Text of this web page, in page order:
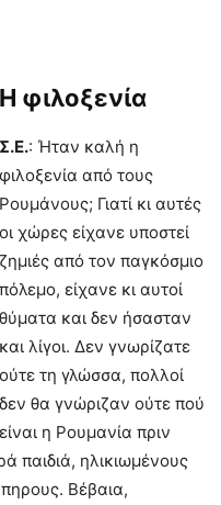
Η φιλοξενία
Σ.Ε.: Ήταν καλή η
φιλοξενία από τους
Ρουμάνους; Γιατί κι αυτές
οι χώρες είχανε υποστεί
ζημιές από τον παγκόσμιο
πόλεμο, είχανε κι αυτοί
θύματα και δεν ήσασταν
και λίγοι. Δεν γνωρίζατε
ούτε τη γλώσσα, πολλοί
δεν θα γνώριζαν ούτε πού
είναι η Ρουμανία πριν
παιδιά, ηλικιωμένους
Βέβαια,